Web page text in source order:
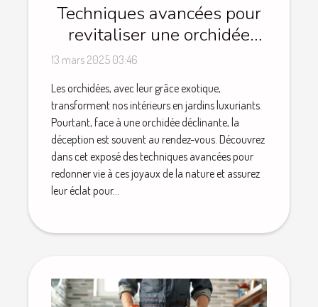
Techniques avancées pour
revitaliser une orchidée
déclinante
13 mars 2025 03:46
Les orchidées, avec leur grâce exotique,
transforment nos intérieurs en jardins luxuriants.
Pourtant, face à une orchidée déclinante, la
déception est souvent au rendez-vous. Découvrez
dans cet exposé des techniques avancées pour
redonner vie à ces joyaux de la nature et assurez
leur éclat pour...